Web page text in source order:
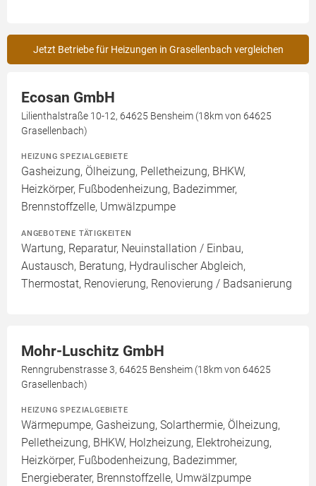
Jetzt Betriebe für Heizungen in Grasellenbach vergleichen
Ecosan GmbH
Lilienthalstraße 10-12, 64625 Bensheim (18km von 64625
Grasellenbach)
HEIZUNG SPEZIALGEBIETE
Gasheizung, Ölheizung, Pelletheizung, BHKW,
Heizkörper, Fußbodenheizung, Badezimmer,
Brennstoffzelle, Umwälzpumpe
ANGEBOTENE TÄTIGKEITEN
Wartung, Reparatur, Neuinstallation / Einbau,
Austausch, Beratung, Hydraulischer Abgleich,
Thermostat, Renovierung, Renovierung / Badsanierung
Mohr-Luschitz GmbH
Renngrubenstrasse 3, 64625 Bensheim (18km von 64625
Grasellenbach)
HEIZUNG SPEZIALGEBIETE
Wärmepumpe, Gasheizung, Solarthermie, Ölheizung,
Pelletheizung, BHKW, Holzheizung, Elektroheizung,
Heizkörper, Fußbodenheizung, Badezimmer,
Energieberater, Brennstoffzelle, Umwälzpumpe